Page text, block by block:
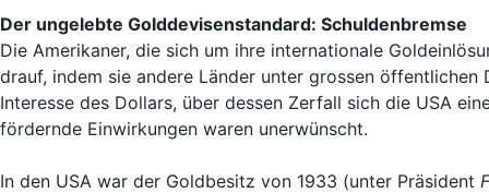
Der ungelebte Golddevisenstandard: Schuldenbremse
Die Amerikaner, die sich um ihre internationale
drauf, indem sie andere Länder unter grossen
Interesse des Dollars, über dessen Zerfall sich die USA
fördernde Einwirkungen waren unerwünscht.
In den USA war der Goldbesitz von 1933 (unter Präsident